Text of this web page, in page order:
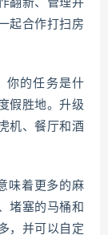
翻新、管理并
起合作打扫房
你的任务是什
假胜地。升级
机、餐厅和酒
味着更多的麻
堵塞的马桶和
，并可以自定